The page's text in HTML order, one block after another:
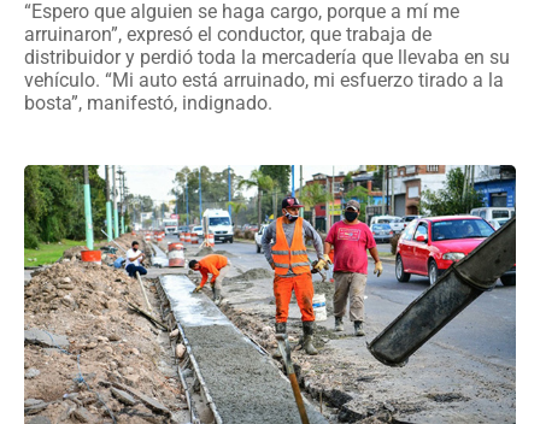
“Espero que alguien se haga cargo, porque a mí me
arruinaron”, expresó el conductor, que trabaja de
distribuidor y perdió toda la mercadería que llevaba en su
vehículo. “Mi auto está arruinado, mi esfuerzo tirado a la
bosta”, manifestó, indignado.